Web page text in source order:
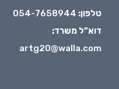
טלפון: 054-7658944
דוא"ל משרד:
artg20@walla.com